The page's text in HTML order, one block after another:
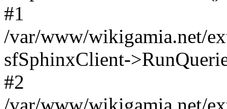
#1
/var/www/wikigamia.net/
sfSphinxClient-
#2
/var/www/wikigamia.net/